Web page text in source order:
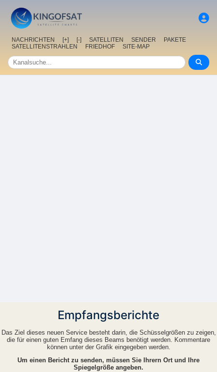
NACHRICHTEN [+] [-] SATELLITEN SENDER
PAKETE
SATELLITENSTRAHLEN
FRIEDHOF SITE-MAP
Empfangsberichte
Das Ziel dieses neuen Service besteht darin, die Schüsselgrößen zu zeigen,
die für einen guten Emfang dieses Beams benötigt werden. Kommentare
können unter der Grafik eingegeben werden.
Um einen Bericht zu senden, müssen Sie Ihrern Ort und Ihre
Spiegelgröße angeben.